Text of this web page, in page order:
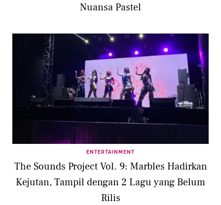
Nuansa Pastel
ENTERTAINMENT
The Sounds Project Vol. 9: Marbles Hadirkan
Kejutan, Tampil dengan 2 Lagu yang Belum
Rilis